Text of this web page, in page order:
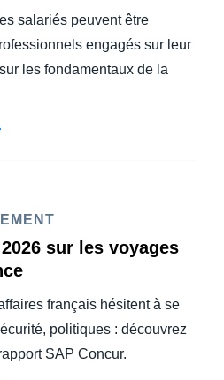
salariés peuvent être
engagés sur leur
les fondamentaux de la
sur les voyages
français hésitent à se
politiques : découvrez
SAP Concur.